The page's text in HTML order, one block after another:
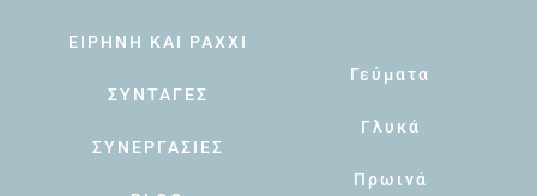
ΕΙΡΗΝΗ ΚΑΙ PAXXI
ΣΥΝΤΑΓΕΣ
ΣΥΝΕΡΓΑΣΙΕΣ
Γεύματα
Γλυκά
Πρωινά